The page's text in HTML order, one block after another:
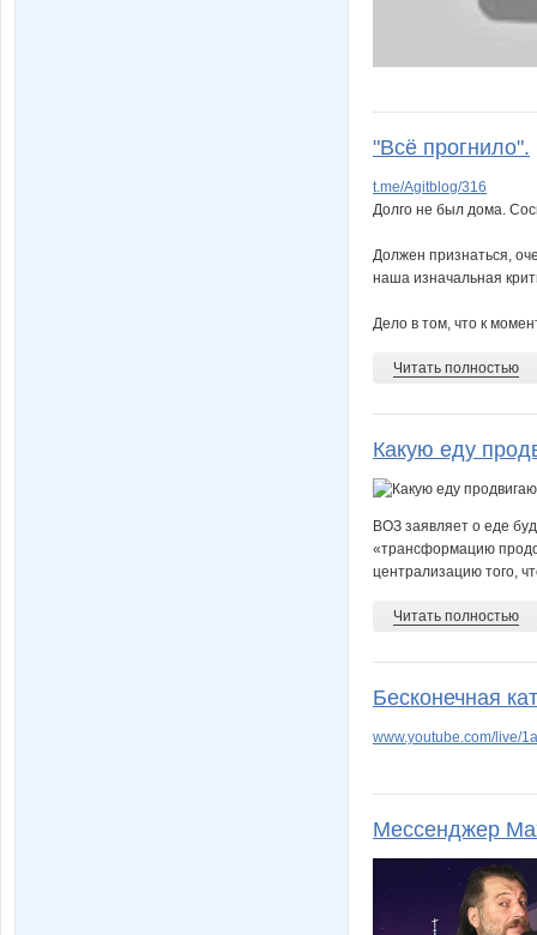
"Всё прогнило".
t.me/Agitblog/316
Долго не был дома.
Должен признаться,
наша изначальная
Дело в том, что к
Читать полностью
Какую еду
ВОЗ заявляет о еде
«трансформацию
централизацию того,
Читать полностью
Бесконечная
www.youtube.com/live/
Мессенджер